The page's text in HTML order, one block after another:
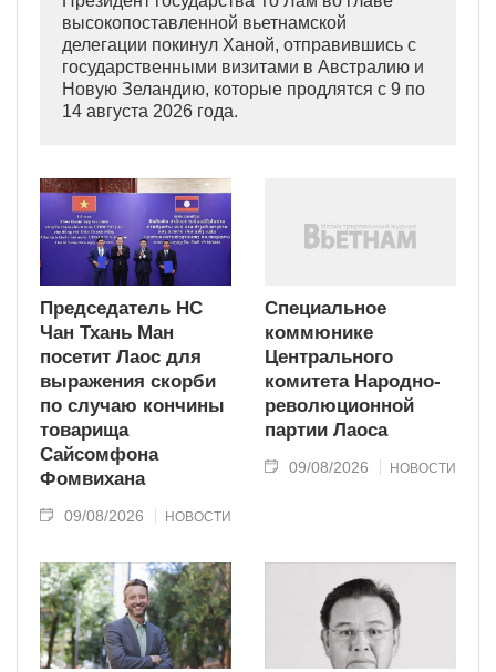
высокопоставленной вьетнамской
делегации покинул Ханой, отправившись с
государственными визитами в Австралию и
Новую Зеландию, которые продлятся с 9 по
14 августа 2026 года.
Председатель НС
Чан Тхань Ман
посетит Лаос для
выражения скорби
по случаю кончины
товарища
Сайсомфона
Фомвихана
09/08/2026 НОВОСТИ
Специальное
коммюнике
Центрального
комитета Народно-
революционной
партии Лаоса
09/08/2026 НОВОСТИ